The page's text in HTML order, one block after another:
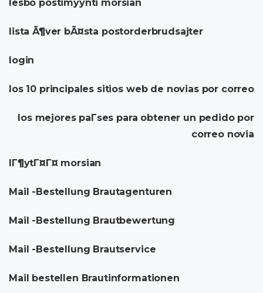
lesbo postimyynti morsian
lista Ã¶ver bÃ¤sta postorderbrudsajter
login
los 10 principales sitios web de novias por correo
los mejores paГ­ses para obtener un pedido por
correo novia
lГ¶ytГ¤Г¤ morsian
Mail -Bestellung Brautagenturen
Mail -Bestellung Brautbewertung
Mail -Bestellung Brautservice
Mail bestellen Brautinformationen